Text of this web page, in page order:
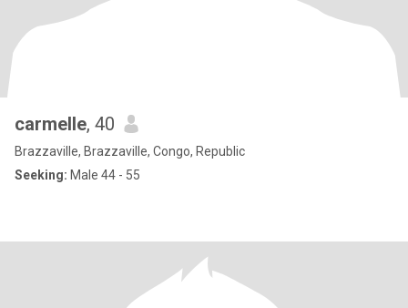
carmelle, 40
Brazzaville, Brazzaville, Congo, Republic
Seeking: Male 44 - 55